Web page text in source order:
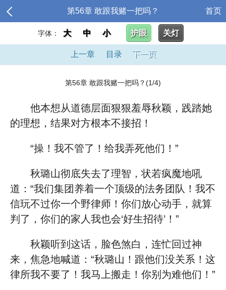
第56章 敢跟我赌一把吗？ 首页
字体： 大 中 小 护眼 关灯
上一章 目录 下一页
第56章 敢跟我赌一把吗？(1/4)
他本想从道德层面狠狠羞辱秋颖，践踏她
的理想，结果对方根本不接招！
“操！我不管了！给我弄死他们！”
秋璐山彻底失去了理智，状若疯魔地吼
道：“我们集团养着一个顶级的法务团队！我不
信玩不过你一个野律师！你们放心动手，就算
判了，你们的家人我也会‘好生招待’！”
秋颖听到这话，脸色煞白，连忙回过神
来，焦急地喊道：“秋璐山！跟他们没关系！这
律所我不要了！我马上搬走！你别为难他们！”